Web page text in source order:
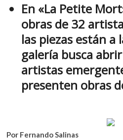
e
b
o
o
k
itt
er
at
s
A
p
p
En «La Petite
obras de 32
las piezas están a
galería busca
artistas
presenten obras
Por Fernando Salinas